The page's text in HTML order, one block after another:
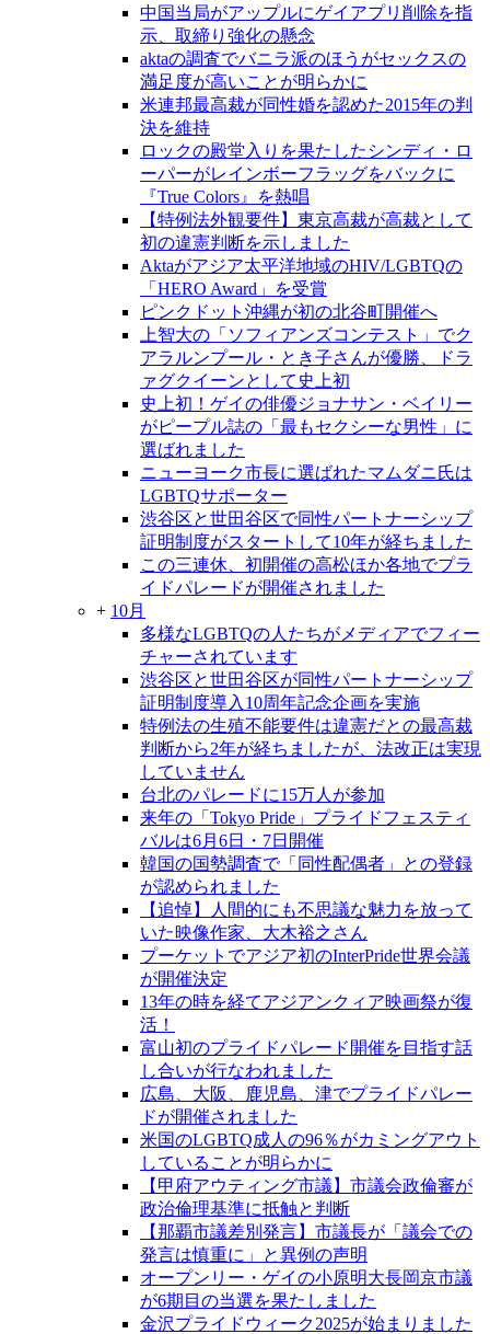
中国当局がアップルにゲイアプリ削除を指
示、取締り強化の懸念
aktaの調査でバニラ派のほうがセックスの
満足度が高いことが明らかに
米連邦最高裁が同性婚を認めた2015年の判
決を維持
ロックの殿堂入りを果たしたシンディ・ロ
ーパーがレインボーフラッグをバックに
『True Colors』を熱唱
【特例法外観要件】東京高裁が高裁として
初の違憲判断を示しました
Aktaがアジア太平洋地域のHIV/LGBTQの
「HERO Award」を受賞
ピンクドット沖縄が初の北谷町開催へ
上智大の「ソフィアンズコンテスト」でク
アラルンプール・とき子さんが優勝、ドラ
ァグクイーンとして史上初
史上初！ゲイの俳優ジョナサン・ベイリー
がピープル誌の「最もセクシーな男性」に
選ばれました
ニューヨーク市長に選ばれたマムダニ氏は
LGBTQサポーター
渋谷区と世田谷区で同性パートナーシップ
証明制度がスタートして10年が経ちました
この三連休、初開催の高松ほか各地でプラ
イドパレードが開催されました
+ 10月
多様なLGBTQの人たちがメディアでフィー
チャーされています
渋谷区と世田谷区が同性パートナーシップ
証明制度導入10周年記念企画を実施
特例法の生殖不能要件は違憲だとの最高裁
判断から2年が経ちましたが、法改正は実現
していません
台北のパレードに15万人が参加
来年の「Tokyo Pride」プライドフェスティ
バルは6月6日・7日開催
韓国の国勢調査で「同性配偶者」との登録
が認められました
【追悼】人間的にも不思議な魅力を放って
いた映像作家、大木裕之さん
プーケットでアジア初のInterPride世界会議
が開催決定
13年の時を経てアジアンクィア映画祭が復
活！
富山初のプライドパレード開催を目指す話
し合いが行なわれました
広島、大阪、鹿児島、津でプライドパレー
ドが開催されました
米国のLGBTQ成人の96％がカミングアウト
していることが明らかに
【甲府アウティング市議】市議会政倫審が
政治倫理基準に抵触と判断
【那覇市議差別発言】市議長が「議会での
発言は慎重に」と異例の声明
オープンリー・ゲイの小原明大長岡京市議
が6期目の当選を果たしました
金沢プライドウィーク2025が始まりました